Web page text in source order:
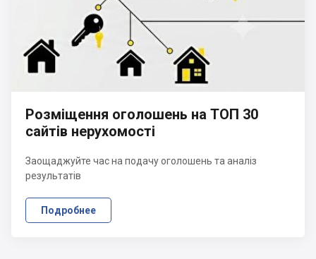
Розміщення оголошень на ТОП 30
сайтів нерухомості
Заощаджуйте час на подачу оголошень та аналіз
результатів
Подробнее